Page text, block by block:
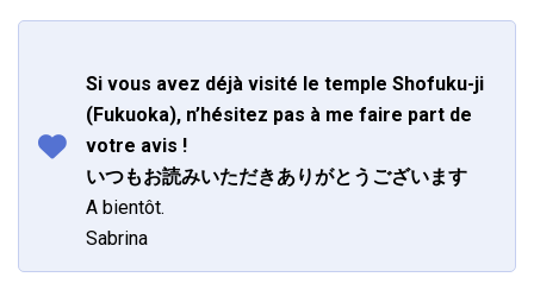
Si vous avez déjà visité le temple Shofuku-ji
(Fukuoka), n’hésitez pas à me faire part de
votre avis !
いつもお読みいただきありがとうございます
A bientôt.
Sabrina